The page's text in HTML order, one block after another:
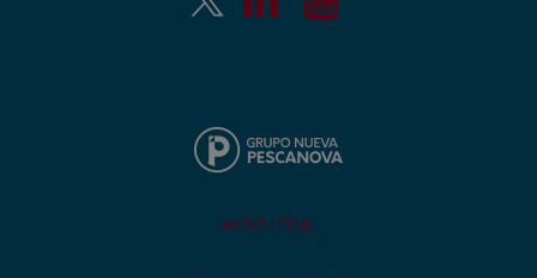
AVISO LEGAL